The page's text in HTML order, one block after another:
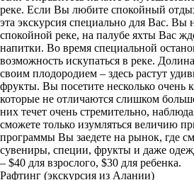
реке. Если Вы любите спокойный
эта экскурсия специально для Вас.
спокойной реке, на палубе яхты Вас
напитки. Во время специальной
возможность искупаться в реке.
своим плодородием – здесь растут
фрукты. Вы посетите несколько очень
которые не отличаются слишком
них течет очень стремительно,
сможете только изумляться величию
программы Вы заедете на рынок, где
сувениры, специи, фрукты и даже
– $40 для взрослого, $30 для ребенка.
Рафтинг (экскурсия из Алании)